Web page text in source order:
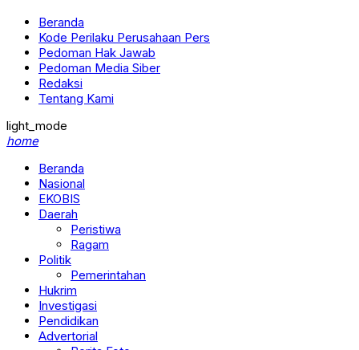
Beranda
Kode Perilaku Perusahaan Pers
Pedoman Hak Jawab
Pedoman Media Siber
Redaksi
Tentang Kami
light_mode
home
Beranda
Nasional
EKOBIS
Daerah
Peristiwa
Ragam
Politik
Pemerintahan
Hukrim
Investigasi
Pendidikan
Advertorial